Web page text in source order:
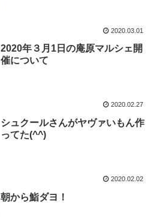
2020.03.01
2020年３月1日の庵原マルシェ開
催について
2020.02.27
シュクールさんがヤヴァいもん作
ってた(^^)
2020.02.02
朝から鮨ダヨ！